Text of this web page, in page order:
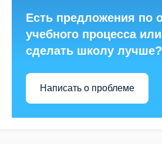
Есть предложения по
учебного процесса
сделать школу лучше?
Написать о проблеме